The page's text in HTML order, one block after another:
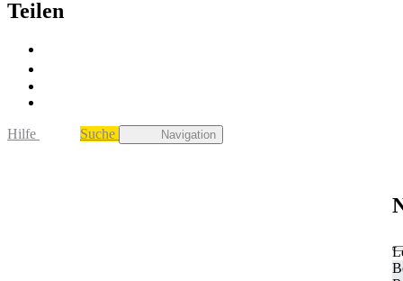
Teilen
Hilfe Suche Navigation